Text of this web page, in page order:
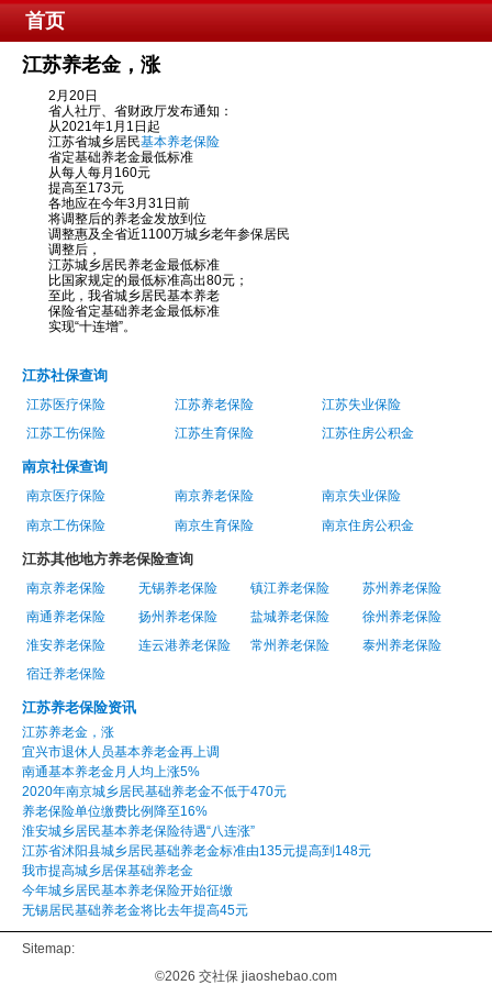
首页
江苏养老金，涨
2月20日
省人社厅、省财政厅发布通知：
从2021年1月1日起
江苏省城乡居民基本养老保险
省定基础养老金最低标准
从每人每月160元
提高至173元
各地应在今年3月31日前
将调整后的养老金发放到位
调整惠及全省近1100万城乡老年参保居民
调整后，
江苏城乡居民养老金最低标准
比国家规定的最低标准高出80元；
至此，我省城乡居民基本养老
保险省定基础养老金最低标准
实现“十连增”。
江苏社保查询
江苏医疗保险 江苏养老保险
江苏失业保险
江苏工伤保险
江苏生育保险 江苏住房公积金
南京社保查询
南京医疗保险 南京养老保险
南京失业保险
南京工伤保险
南京生育保险 南京住房公积金
江苏其他地方养老保险查询
南京养老保险 无锡养老保险 镇江养老保险
苏州养老保险
南通养老保险
扬州养老保险 盐城养老保险
徐州养老保险
淮安养老保险
连云港养老保险 常州养老保险
泰州养老保险
宿迁养老保险
江苏养老保险资讯
江苏养老金，涨
宜兴市退休人员基本养老金再上调
南通基本养老金月人均上涨5%
2020年南京城乡居民基础养老金不低于470元
养老保险单位缴费比例降至16%
淮安城乡居民基本养老保险待遇“八连涨”
江苏省沭阳县城乡居民基础养老金标准由135元提高到148元
我市提高城乡居保基础养老金
今年城乡居民基本养老保险开始征缴
无锡居民基础养老金将比去年提高45元
Sitemap:
©2026 交社保 jiaoshebao.com